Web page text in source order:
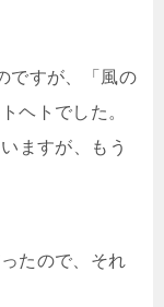
ですが、「風の
ヘトでした。
ますが、もう
たので、それ